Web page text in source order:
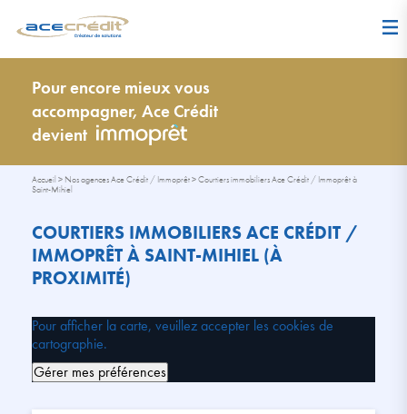
Pour encore mieux vous
accompagner, Ace Crédit
devient
Accueil > Nos agences Ace Crédit / Immoprêt>Courtiers immobiliers Ace Crédit / Immoprêt à
Saint-Mihiel
COURTIERS IMMOBILIERS ACE CRÉDIT /
IMMOPRÊT À SAINT-MIHIEL (À
PROXIMITÉ)
Pour afficher la carte, veuillez accepter les cookies de
cartographie.
Gérer mes préférences